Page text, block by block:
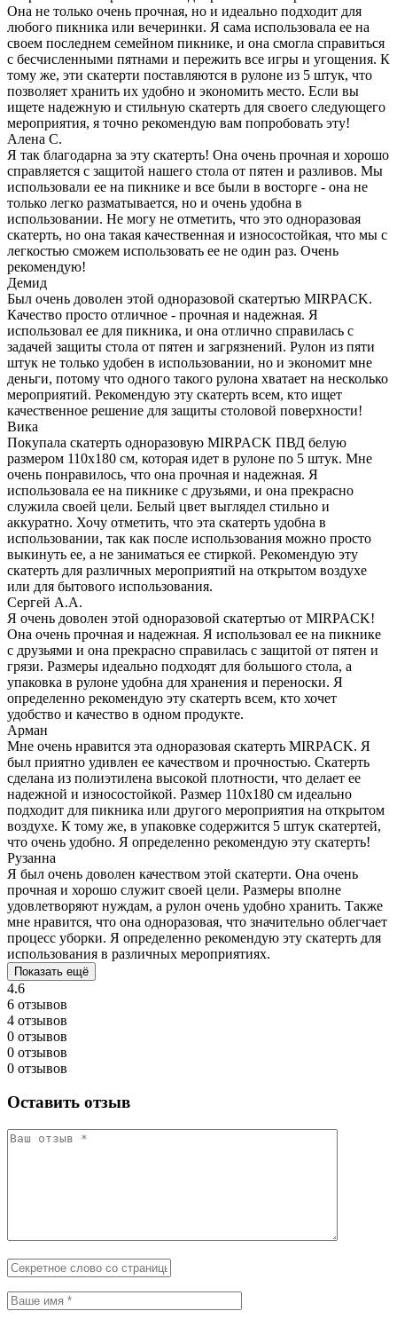
Она не только очень прочная, но и идеально подходит для
любого пикника или вечеринки. Я сама использовала ее на
своем последнем семейном пикнике, и она смогла справиться
с бесчисленными пятнами и пережить все игры и угощения. К
тому же, эти скатерти поставляются в рулоне из 5 штук, что
позволяет хранить их удобно и экономить место. Если вы
ищете надежную и стильную скатерть для своего следующего
мероприятия, я точно рекомендую вам попробовать эту!
Алена С.
Я так благодарна за эту скатерть! Она очень прочная и хорошо
справляется с защитой нашего стола от пятен и разливов. Мы
использовали ее на пикнике и все были в восторге - она не
только легко разматывается, но и очень удобна в
использовании. Не могу не отметить, что это одноразовая
скатерть, но она такая качественная и износостойкая, что мы с
легкостью сможем использовать ее не один раз. Очень
рекомендую!
Демид
Был очень доволен этой одноразовой скатертью MIRPACK.
Качество просто отличное - прочная и надежная. Я
использовал ее для пикника, и она отлично справилась с
задачей защиты стола от пятен и загрязнений. Рулон из пяти
штук не только удобен в использовании, но и экономит мне
деньги, потому что одного такого рулона хватает на несколько
мероприятий. Рекомендую эту скатерть всем, кто ищет
качественное решение для защиты столовой поверхности!
Вика
Покупала скатерть одноразовую MIRPACK ПВД белую
размером 110х180 см, которая идет в рулоне по 5 штук. Мне
очень понравилось, что она прочная и надежная. Я
использовала ее на пикнике с друзьями, и она прекрасно
служила своей цели. Белый цвет выглядел стильно и
аккуратно. Хочу отметить, что эта скатерть удобна в
использовании, так как после использования можно просто
выкинуть ее, а не заниматься ее стиркой. Рекомендую эту
скатерть для различных мероприятий на открытом воздухе
или для бытового использования.
Сергей А.А.
Я очень доволен этой одноразовой скатертью от MIRPACK!
Она очень прочная и надежная. Я использовал ее на пикнике
с друзьями и она прекрасно справилась с защитой от пятен и
грязи. Размеры идеально подходят для большого стола, а
упаковка в рулоне удобна для хранения и переноски. Я
определенно рекомендую эту скатерть всем, кто хочет
удобство и качество в одном продукте.
Арман
Мне очень нравится эта одноразовая скатерть MIRPACK. Я
был приятно удивлен ее качеством и прочностью. Скатерть
сделана из полиэтилена высокой плотности, что делает ее
надежной и износостойкой. Размер 110х180 см идеально
подходит для пикника или другого мероприятия на открытом
воздухе. К тому же, в упаковке содержится 5 штук скатертей,
что очень удобно. Я определенно рекомендую эту скатерть!
Рузанна
Я был очень доволен качеством этой скатерти. Она очень
прочная и хорошо служит своей цели. Размеры вполне
удовлетворяют нуждам, а рулон очень удобно хранить. Также
мне нравится, что она одноразовая, что значительно облегчает
процесс уборки. Я определенно рекомендую эту скатерть для
использования в различных мероприятиях.
Показать ещё
4.6
6 отзывов
4 отзывов
0 отзывов
0 отзывов
0 отзывов
Оставить отзыв